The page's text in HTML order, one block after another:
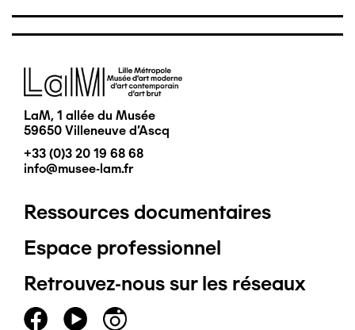
Image
LaM, 1 allée du Musée
59650 Villeneuve d'Ascq
+33 (0)3 20 19 68 68
info@musee-lam.fr
Pied
de
page
Ressources documentaires
Espace professionnel
Retrouvez-nous sur les réseaux